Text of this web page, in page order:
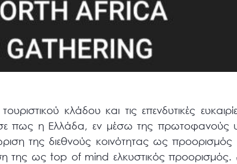
κλάδου και τις επενδυτικές
πως η Ελλάδα, εν μέσω της πρωτοφανούς
της διεθνούς κοινότητας ως
της ως top of mind ελκυστικός προορισμός.